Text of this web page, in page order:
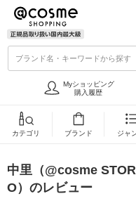
ブランド名・キーワードから探す
Myショッピング
購入履歴
カテゴリ ブランド ジャ
中里（@cosme
O）のレビュー